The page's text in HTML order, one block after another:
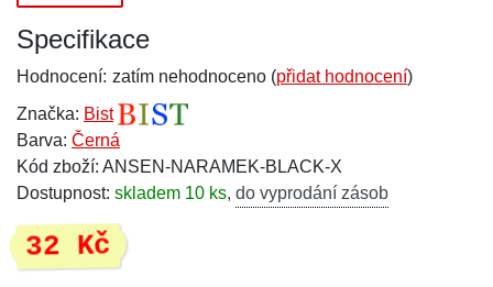
Specifikace
Hodnocení: zatím nehodnoceno (přidat hodnocení)
Značka: Bist
Barva: Černá
Kód zboží: ANSEN-NARAMEK-BLACK-X
Dostupnost: skladem 10 ks, do vyprodání zásob
32 Kč